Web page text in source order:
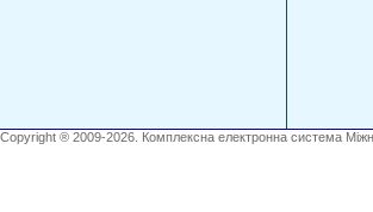
Copyright ® 2009-2026. Комплексна електронна система